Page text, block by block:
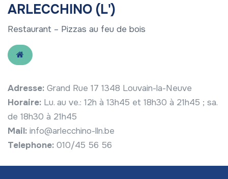
ARLECCHINO (L')
Restaurant – Pizzas au feu de bois
Adresse: Grand Rue 17 1348 Louvain-la-Neuve
Horaire: Lu. au ve.: 12h à 13h45 et 18h30 à 21h45 ; sa.
de 18h30 à 21h45
Mail: info@arlecchino-lln.be
Telephone: 010/45 56 56